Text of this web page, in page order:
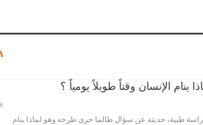
ينام الإنسان وقتاً طويلاً يومياً ؟
طبية، حديثة عن سؤال طالما جرى طرحه وهو لماذا ينام